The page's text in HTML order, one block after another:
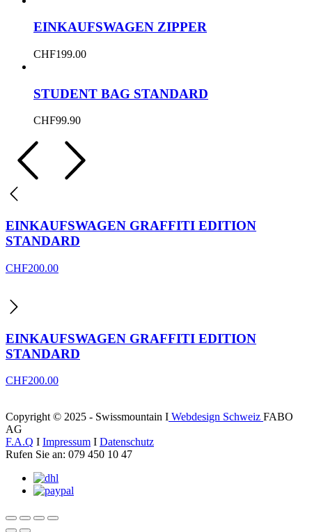
EINKAUFSWAGEN ZIPPER
CHF199.00
STUDENT BAG STANDARD
CHF99.90
EINKAUFSWAGEN GRAFFITI EDITION
STANDARD
CHF200.00
EINKAUFSWAGEN GRAFFITI EDITION
STANDARD
CHF200.00
Copyright © 2025 - Swissmountain I Webdesign Schweiz FABO
AG
F.A.Q I Impressum I Datenschutz
Rufen Sie an: 079 450 10 47